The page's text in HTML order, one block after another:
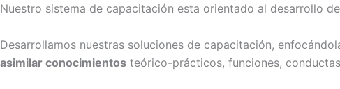
Nuestro sistema de capacitación esta orientado al desarrollo
Desarrollamos nuestras soluciones de capacitación,
asimilar conocimientos teórico-prácticos, funciones,